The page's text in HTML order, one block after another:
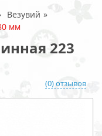
Везувий
мм
223
(0) отзывов